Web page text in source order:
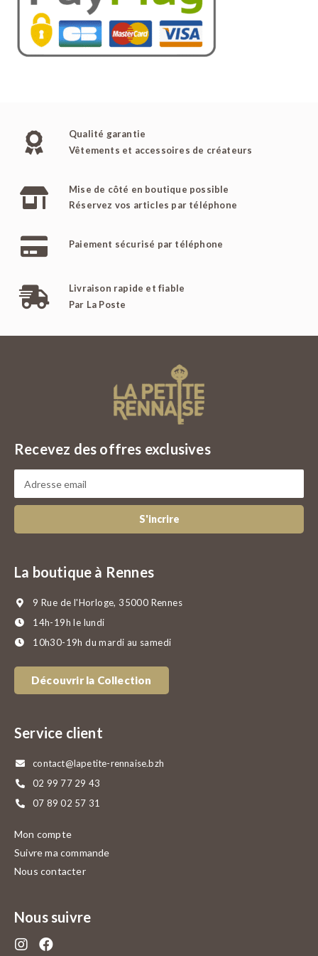
Qualité garantie
Vêtements et accessoires de créateurs
Mise de côté en boutique possible
Réservez vos articles par téléphone
Paiement sécurisé par téléphone
Livraison rapide et fiable
Par La Poste
Recevez des offres exclusives
S'incrire
La boutique à Rennes
9 Rue de l'Horloge, 35000 Rennes
14h-19h le lundi
10h30-19h du mardi au samedi
Découvrir la Collection
Service client
contact@lapetite-rennaise.bzh
02 99 77 29 43
07 89 02 57 31
Mon compte
Suivre ma commande
Nous contacter
Nous suivre